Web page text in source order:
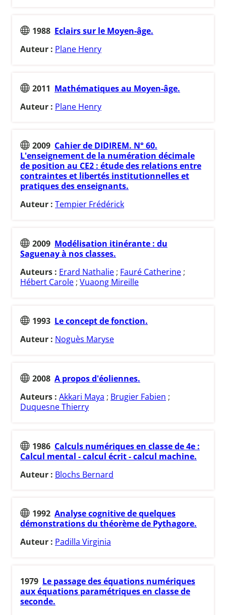
1988 Eclairs sur le Moyen-âge.
Auteur : Plane Henry
2011 Mathématiques au Moyen-âge.
Auteur : Plane Henry
2009 Cahier de DIDIREM. N° 60.
L'enseignement de la numération décimale
de position au CE2 : étude des relations entre
contraintes et libertés institutionnelles et
pratiques des enseignants.
Auteur : Tempier Frédérick
2009 Modélisation itinérante : du
Saguenay à nos classes.
Auteurs : Erard Nathalie ; Fauré Catherine ;
Hébert Carole ; Vuaong Mireille
1993 Le concept de fonction.
Auteur : Noguès Maryse
2008 A propos d'éoliennes.
Auteurs : Akkari Maya ; Brugier Fabien ;
Duquesne Thierry
1986 Calculs numériques en classe de 4e :
Calcul mental - calcul écrit - calcul machine.
Auteur : Blochs Bernard
1992 Analyse cognitive de quelques
démonstrations du théorème de Pythagore.
Auteur : Padilla Virginia
1979 Le passage des équations numériques
aux équations paramétriques en classe de
seconde.